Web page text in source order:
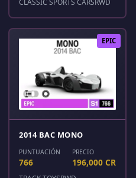
CLASSIC SPORTS CARSRWD
EPIC
2014 BAC MONO
PUNTUACIÓN
766
PRECIO
196,000 CR